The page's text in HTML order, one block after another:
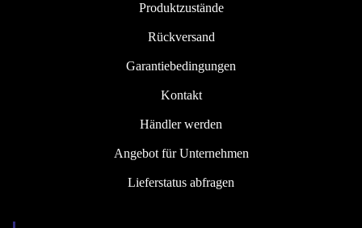
Produktzustände
Rückversand
Garantiebedingungen
Kontakt
Händler werden
Angebot für Unternehmen
Lieferstatus abfragen